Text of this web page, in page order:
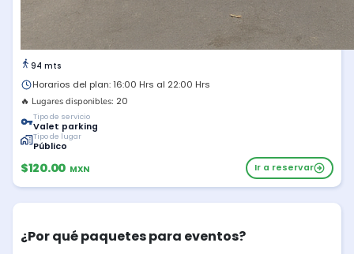
94 mts
Horarios del plan: 16:00 Hrs al 22:00 Hrs
🔥 Lugares disponibles: 20
Tipo de servicio
Valet parking
Tipo de lugar
Público
$120.00 MXN Ir a reservar
¿Por qué paquetes para eventos?